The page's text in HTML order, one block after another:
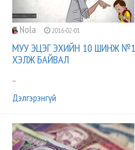
Nola 2016-02-01
МУУ ЭЦЭГ ЭХИЙН 10 ШИНЖ №1
ХЭЛЖ БАЙВАЛ
..
Дэлгэрэнгүй